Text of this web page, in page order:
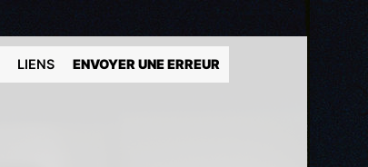
LIENS ENVOYER UNE ERREUR